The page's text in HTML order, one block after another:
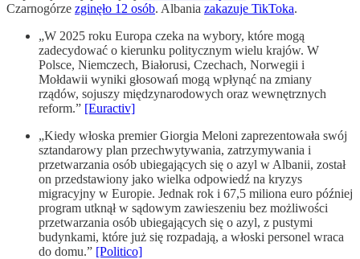
Czarnogórze zginęło 12 osób. Albania zakazuje TikToka.
„W 2025 roku Europa czeka na wybory, które mogą
zadecydować o kierunku politycznym wielu krajów. W
Polsce, Niemczech, Białorusi, Czechach, Norwegii i
Mołdawii wyniki głosowań mogą wpłynąć na zmiany
rządów, sojuszy międzynarodowych oraz wewnętrznych
reform.” [Euractiv]
„Kiedy włoska premier Giorgia Meloni zaprezentowała swój
sztandarowy plan przechwytywania, zatrzymywania i
przetwarzania osób ubiegających się o azyl w Albanii, został
on przedstawiony jako wielka odpowiedź na kryzys
migracyjny w Europie. Jednak rok i 67,5 miliona euro później
program utknął w sądowym zawieszeniu bez możliwości
przetwarzania osób ubiegających się o azyl, z pustymi
budynkami, które już się rozpadają, a włoski personel wraca
do domu.” [Politico]